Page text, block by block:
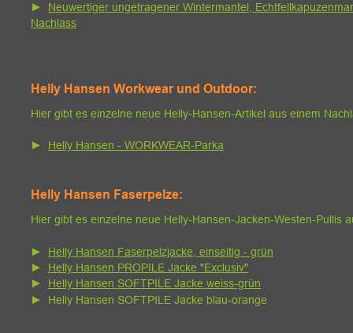
► Neuwertiger ungetragener Wintermantel,
Nachlass
Helly Hansen Workwear und Outdoor:
Hier gibt es einzelne neue Helly-Hansen-Artikel aus einem
► Helly Hansen - WORKWEAR-Parka
Helly Hansen Faserpelze:
Hier gibt es einzelne neue Helly-Hansen-Jacken-Westen-Pullis
► Helly Hansen Faserpelzjacke, einseitig - grün
► Helly Hansen PROPILE Jacke "Exclusiv"
► Helly Hansen SOFTPILE Jacke weiss-grün
►  Helly Hansen SOFTPILE Jacke blau-orange